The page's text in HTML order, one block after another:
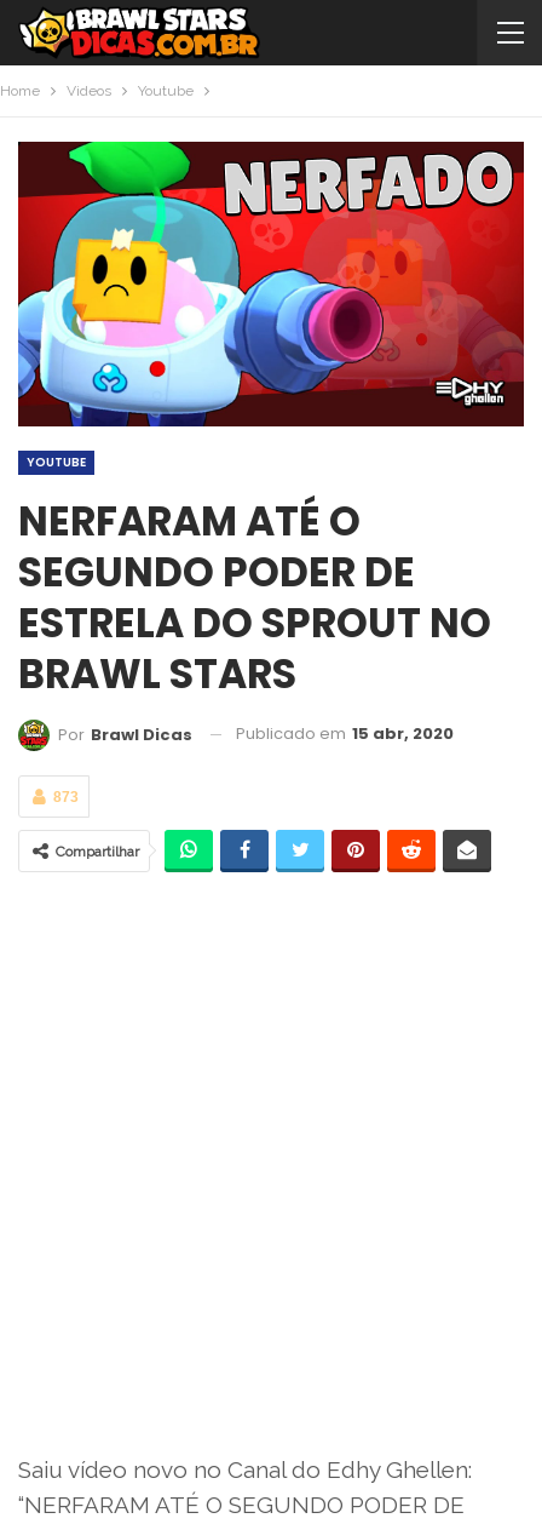
Home Videos Youtube
YOUTUBE
NERFARAM ATÉ O
SEGUNDO PODER DE
ESTRELA DO SPROUT NO
BRAWL STARS
Por Brawl Dicas Publicado em 15 abr, 2020
873
Compartilhar
Saiu vídeo novo no Canal do Edhy Ghellen:
“NERFARAM ATÉ O SEGUNDO PODER DE